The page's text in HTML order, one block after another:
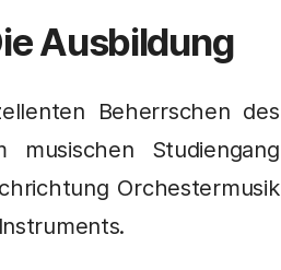
Ausbildung
Beherrschen des
Studiengang
Orchestermusik